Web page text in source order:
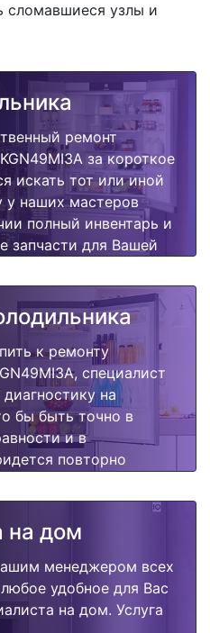
сломавшиеся узлы и
ремонт
за короткое
искать тот или иной
у наших мастеров
полный инвентарь и
запчасти для Вашей
к ремонту
специалист
на
бы быть точно в
и в
повторно
на дом
менеджером всех
удобное для Вас
на дом. Услуга